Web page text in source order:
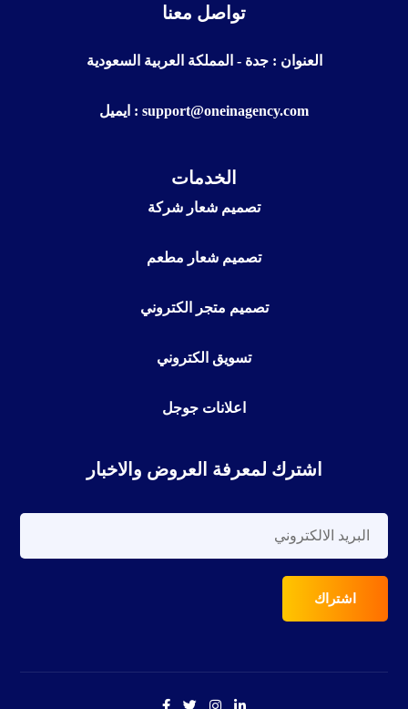
تواصل معنا
العنوان : جدة - المملكة العربية السعودية
ايميل : support@oneinagency.com
الخدمات
تصميم شعار شركة
تصميم شعار مطعم
تصميم متجر الكتروني
تسويق الكتروني
اعلانات جوجل
اشترك لمعرفة العروض والاخبار